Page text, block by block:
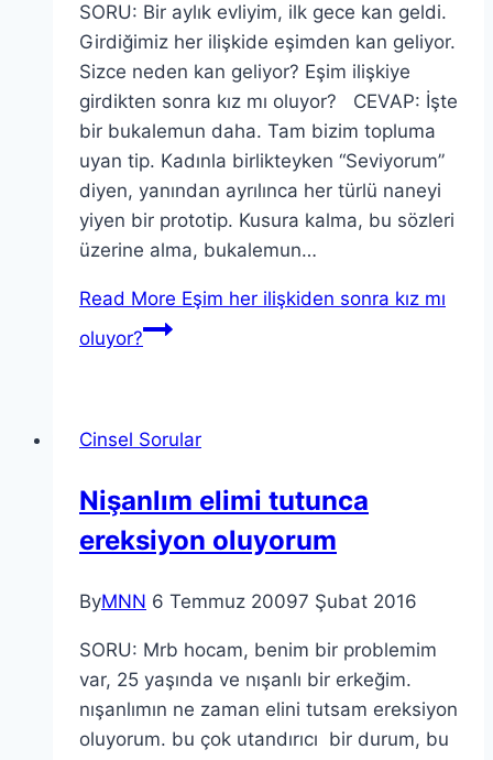
SORU: Bir aylık evliyim, ilk gece kan geldi.
Girdiğimiz her ilişkide eşimden kan geliyor.
Sizce neden kan geliyor? Eşim ilişkiye
girdikten sonra kız mı oluyor? CEVAP: İşte
bir bukalemun daha. Tam bizim topluma
uyan tip. Kadınla birlikteyken “Seviyorum”
diyen, yanından ayrılınca her türlü naneyi
yiyen bir prototip. Kusura kalma, bu sözleri
üzerine alma, bukalemun…
Read More Eşim her ilişkiden sonra kız mı
oluyor?
Cinsel Sorular
Nişanlım elimi tutunca
ereksiyon oluyorum
ByMNN 6 Temmuz 20097 Şubat 2016
SORU: Mrb hocam, benim bir problemim
var, 25 yaşında ve nışanlı bir erkeğim.
nışanlımın ne zaman elini tutsam ereksiyon
oluyorum. bu çok utandırıcı bir durum, bu